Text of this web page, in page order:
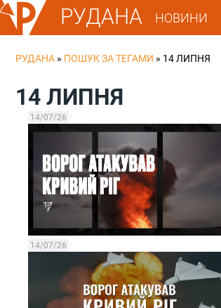
РУДАНА НОВИНИ
РУДАНА » ПОШУК ЗА ТЕГАМИ » 14 ЛИПНЯ
14 ЛИПНЯ
14/07/26
14/07/26